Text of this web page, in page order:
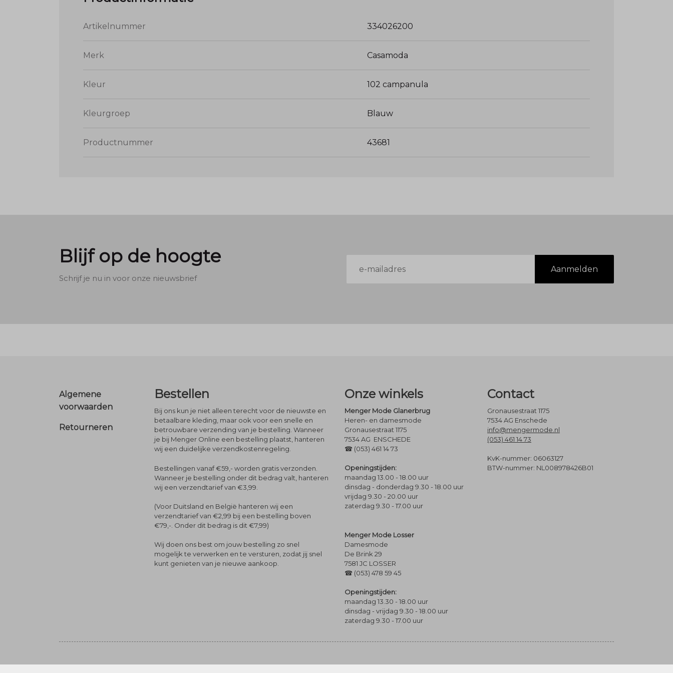
Artikelnummer 334026200
Merk Casamoda
Kleur 102 campanula
Kleurgroep Blauw
Productnummer 43681
Blijf op de hoogte
Schrijf je nu in voor onze nieuwsbrief
mailadres
Aanmelden
Footer
Algemene
voorwaarden
Retourneren
Bestellen
Bij ons kun je niet alleen terecht voor de nieuwste en
betaalbare kleding, maar ook voor een snelle en
betrouwbare verzending van je bestelling. Wanneer
je bij Menger Online een bestelling plaatst, hanteren
wij een duidelijke verzendkostenregeling.
Bestellingen vanaf €59,- worden gratis verzonden.
Wanneer je bestelling onder dit bedrag valt, hanteren
wij een verzendtarief van €3,99.
(Voor Duitsland en België hanteren wij een
verzendtarief van €2,99 bij een bestelling boven
€79,-. Onder dit bedrag is dit €7,99)
Wij doen ons best om jouw bestelling zo snel
mogelijk te verwerken en te versturen, zodat jij snel
kunt genieten van je nieuwe aankoop.
Onze winkels
Menger Mode Glanerbrug
Heren- en damesmode
Gronausestraat 1175
7534 AG ENSCHEDE
☎ (053) 461 14 73
Openingstijden:
maandag 13.00 - 18.00 uur
dinsdag - donderdag 9.30 - 18.00 uur
vrijdag 9.30 - 20.00 uur
zaterdag 9.30 - 17.00 uur
Menger Mode Losser
Damesmode
De Brink 29
7581 JC LOSSER
☎ (053) 478 59 45
Openingstijden:
maandag 13.30 - 18.00 uur
dinsdag - vrijdag 9.30 - 18.00 uur
zaterdag 9.30 - 17.00 uur
Contact
Gronausestraat 1175
7534 AG Enschede
info@mengermode.nl
(053) 461 14 73
KvK-nummer: 06063127
BTW-nummer: NL008978426B01